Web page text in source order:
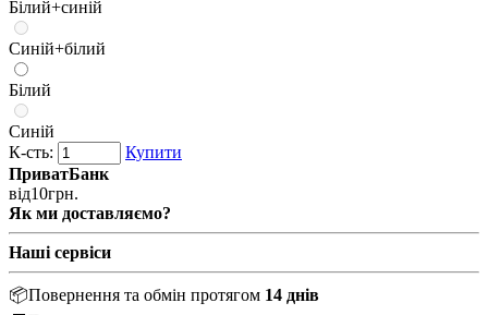
Білий+синій
Синій+білий
Білий
Синій
К-сть:
Купити
ПриватБанк
від10грн.
Як ми доставляємо?
Наші сервіси
📦Повернення та обмін протягом 14 днів